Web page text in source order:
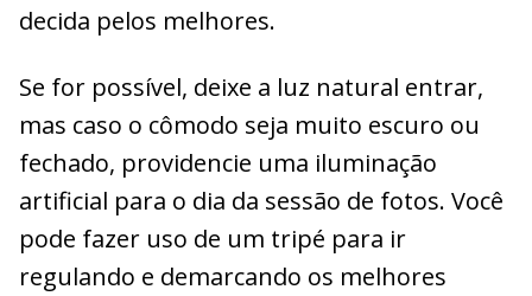
decida pelos melhores.
Se for possível, deixe a luz natural entrar,
mas caso o cômodo seja muito escuro ou
fechado, providencie uma iluminação
artificial para o dia da sessão de fotos. Você
pode fazer uso de um tripé para ir
regulando e demarcando os melhores